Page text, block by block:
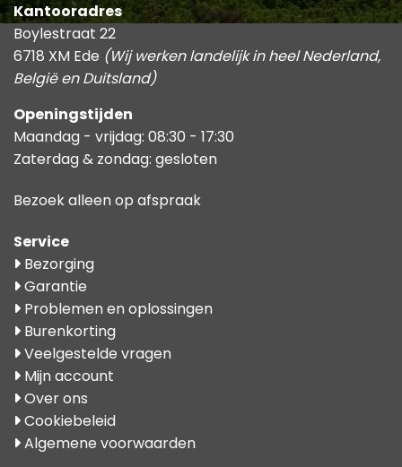
Kantooradres
Boylestraat 22
6718 XM Ede (Wij werken landelijk in heel Nederland,
België en Duitsland)
Openingstijden
Maandag - vrijdag: 08:30 - 17:30
Zaterdag & zondag: gesloten
Bezoek alleen op afspraak
Service
Bezorging
Garantie
Problemen en oplossingen
Burenkorting
Veelgestelde vragen
Mijn account
Over ons
Cookiebeleid
Algemene voorwaarden